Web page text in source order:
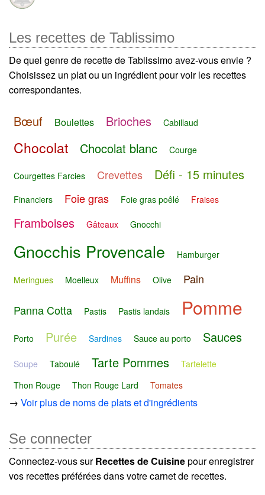
Les recettes de Tablissimo
De quel genre de recette de Tablissimo avez-vous envie ?
Choisissez un plat ou un ingrédient pour voir les recettes
correspondantes.
Bœuf Boulettes Brioches Cabillaud
Chocolat Chocolat blanc Courge
Courgettes Farcies Crevettes Défi - 15 minutes
Financiers Foie gras Foie gras poêlé Fraises
Framboises Gâteaux Gnocchi
Gnocchis Provencale Hamburger
Meringues Moelleux Muffins Olive Pain
Panna Cotta Pastis Pastis landais Pomme
Porto Purée Sardines Sauce au porto Sauces
Soupe Taboulé Tarte Pommes
Tartelette
Thon Rouge
Thon Rouge Lard Tomates
→ Voir plus de noms de plats et d'ingrédients
Se connecter
Connectez-vous surRecettes de Cuisinepour enregistrer
vos recettes préférées dans votre carnet de recettes.